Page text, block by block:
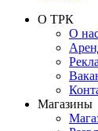
О ТРК
О
Магазины